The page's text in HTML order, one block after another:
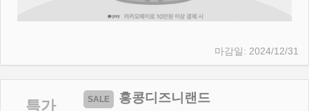
2024/12/31
특가 홍콩디즈니랜드